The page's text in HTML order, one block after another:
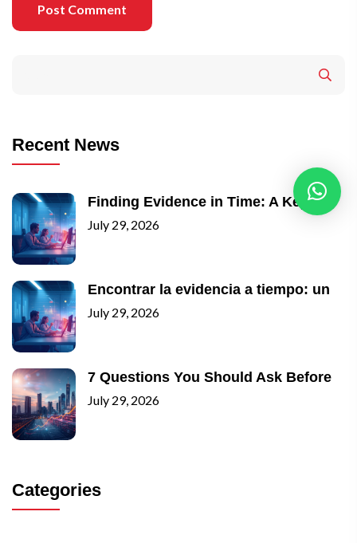
Post Comment
Recent News
Finding Evidence in Time: A Key
July 29, 2026
Encontrar la evidencia a tiempo: un
July 29, 2026
7 Questions You Should Ask Before
July 29, 2026
Categories